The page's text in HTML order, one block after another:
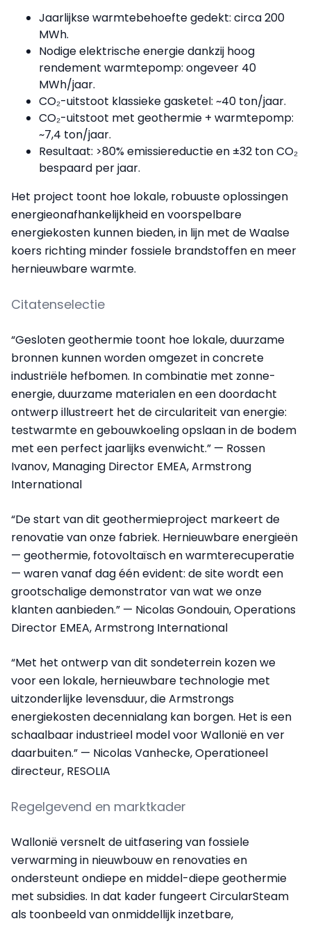
Jaarlijkse warmtebehoefte gedekt: circa 200
MWh.
Nodige elektrische energie dankzij hoog
rendement warmtepomp: ongeveer 40
MWh/jaar.
CO₂-uitstoot klassieke gasketel: ~40 ton/jaar.
CO₂-uitstoot met geothermie + warmtepomp:
~7,4 ton/jaar.
Resultaat: >80% emissiereductie en ±32 ton CO₂
bespaard per jaar.
Het project toont hoe lokale, robuuste oplossingen
energieonafhankelijkheid en voorspelbare
energiekosten kunnen bieden, in lijn met de Waalse
koers richting minder fossiele brandstoffen en meer
hernieuwbare warmte.
Citatenselectie
“Gesloten geothermie toont hoe lokale, duurzame
bronnen kunnen worden omgezet in concrete
industriële hefbomen. In combinatie met zonne-
energie, duurzame materialen en een doordacht
ontwerp illustreert het de circulariteit van energie:
testwarmte en gebouwkoeling opslaan in de bodem
met een perfect jaarlijks evenwicht.” — Rossen
Ivanov, Managing Director EMEA, Armstrong
International
“De start van dit geothermieproject markeert de
renovatie van onze fabriek. Hernieuwbare energieën
— geothermie, fotovoltaïsch en warmterecuperatie
— waren vanaf dag één evident: de site wordt een
grootschalige demonstrator van wat we onze
klanten aanbieden.” — Nicolas Gondouin, Operations
Director EMEA, Armstrong International
“Met het ontwerp van dit sondeterrein kozen we
voor een lokale, hernieuwbare technologie met
uitzonderlijke levensduur, die Armstrongs
energiekosten decennialang kan borgen. Het is een
schaalbaar industrieel model voor Wallonië en ver
daarbuiten.” — Nicolas Vanhecke, Operationeel
directeur, RESOLIA
Regelgevend en marktkader
Wallonië versnelt de uitfasering van fossiele
verwarming in nieuwbouw en renovaties en
ondersteunt ondiepe en middel-diepe geothermie
met subsidies. In dat kader fungeert CircularSteam
als toonbeeld van onmiddellijk inzetbare,